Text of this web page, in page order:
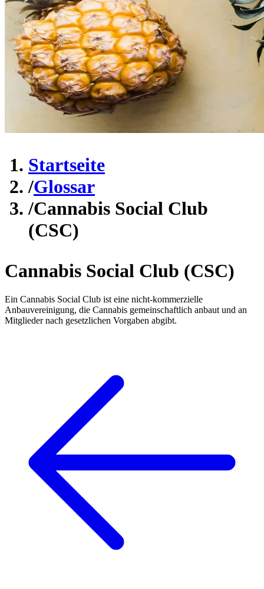
Startseite
/Glossar
/Cannabis Social Club
(CSC)
Cannabis Social Club (CSC)
Ein Cannabis Social Club ist eine nicht-kommerzielle
Anbauvereinigung, die Cannabis gemeinschaftlich anbaut und an
Mitglieder nach gesetzlichen Vorgaben abgibt.